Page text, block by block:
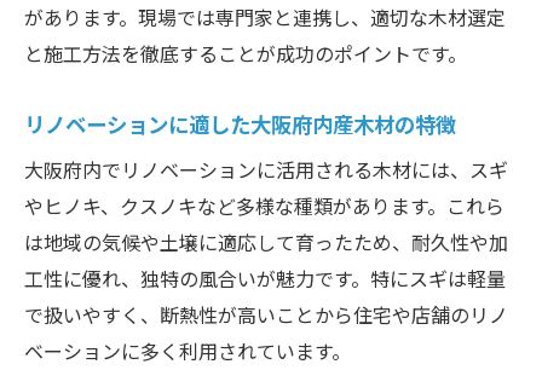
木質化推進で進める地域社会への持続的貢献
リノベーション木質化が生む地域社会への
大阪府産材利用による地域貢献のリノベー
ション
木質化推進がリノベーションに与える新た
な価値
大阪府森林組合と連携した持続的木材活用
があります。現場では専門家と連携し、適切な木材選定
と施工方法を徹底することが成功のポイントです。
リノベーションに適した大阪府内産木材の特徴
大阪府内でリノベーションに活用される木材には、スギ
やヒノキ、クスノキなど多様な種類があります。これら
は地域の気候や土壌に適応して育ったため、耐久性や加
工性に優れ、独特の風合いが魅力です。特にスギは軽量
で扱いやすく、断熱性が高いことから住宅や店舗のリノ
ベーションに多く利用されています。